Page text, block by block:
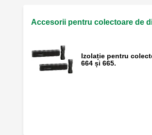
Accesorii pentru colectoare de
Izolație pentru
664 și 665.